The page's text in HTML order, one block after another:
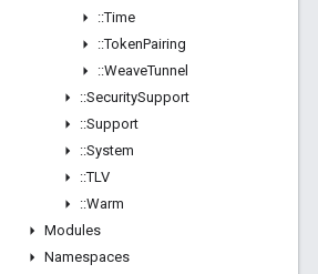
::Time
::TokenPairing
::WeaveTunnel
::SecuritySupport
::Support
::System
::TLV
::Warm
Modules
Namespaces